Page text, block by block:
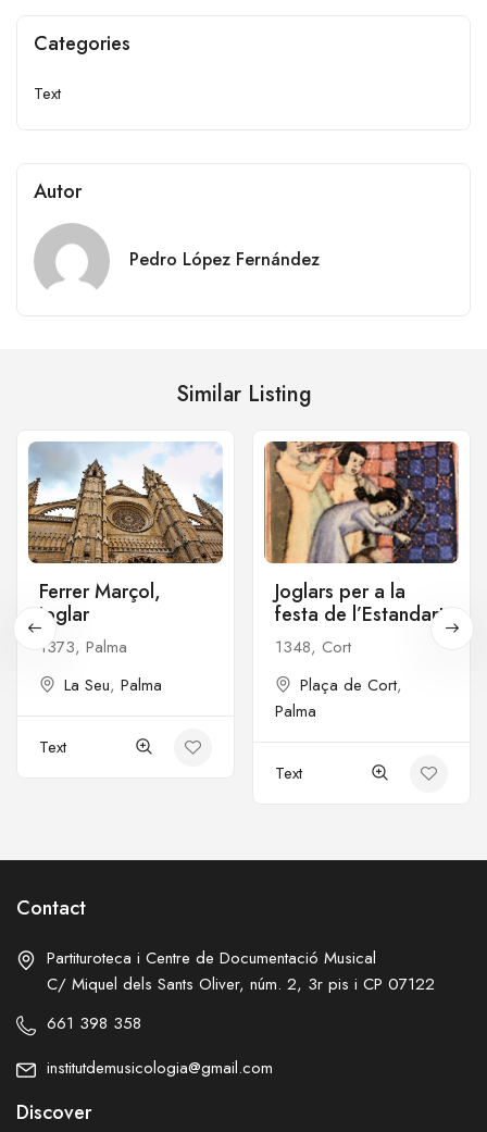
Categories
Text
Autor
Pedro López Fernández
Similar Listing
Ferrer Marçol,
joglar
1373, Palma
La Seu, Palma
Text
Joglars per a la
festa de l’Estandart
1348, Cort
Plaça de Cort,
Palma
Text
Contact
Partituroteca i Centre de Documentació Musical
C/ Miquel dels Sants Oliver, núm. 2, 3r pis i CP 07122
661 398 358
institutdemusicologia@gmail.com
Discover